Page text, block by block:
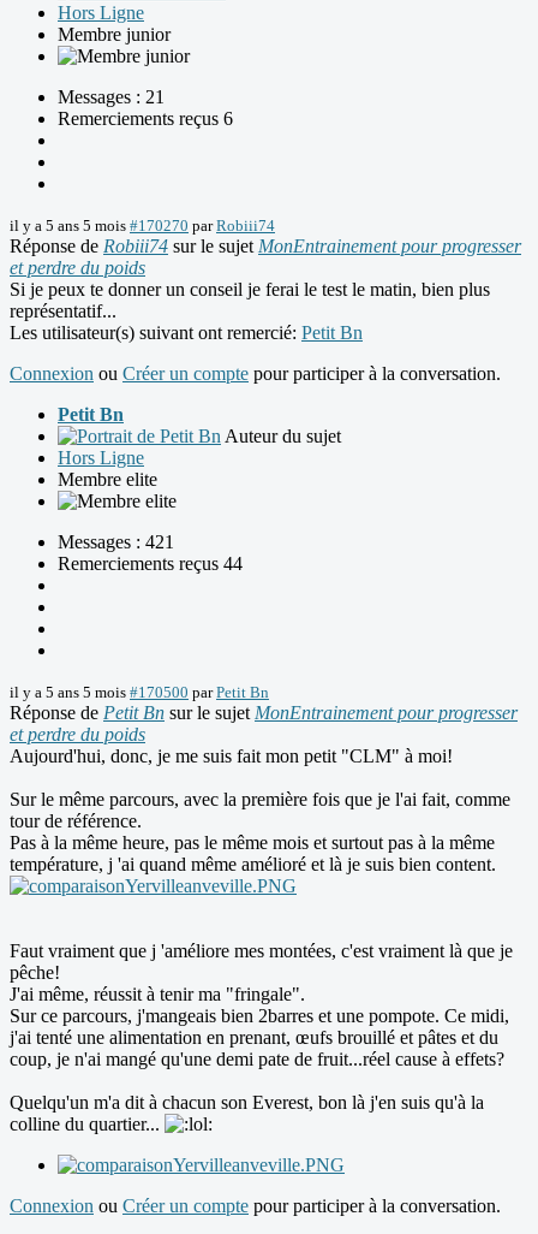
Hors Ligne
Membre junior
Messages : 21
Remerciements reçus 6
il y a 5 ans 5 mois #170270 parRobiii74
Réponse de Robiii74 sur le sujet MonEntrainement pour progresser
et perdre du poids
Si je peux te donner un conseil je ferai le test le matin, bien plus
représentatif...
Les utilisateur(s) suivant ont remercié: Petit Bn
Connexion ou Créer un compte pour participer à la conversation.
Petit Bn
Auteur du sujet
Hors Ligne
Membre elite
Messages : 421
Remerciements reçus 44
il y a 5 ans 5 mois #170500 parPetit Bn
Réponse de Petit Bn sur le sujet MonEntrainement pour progresser
et perdre du poids
Aujourd'hui, donc, je me suis fait mon petit "CLM" à moi!
Sur le même parcours, avec la première fois que je l'ai fait, comme
tour de référence.
Pas à la même heure, pas le même mois et surtout pas à la même
température, j 'ai quand même amélioré et là je suis bien content.
Faut vraiment que j 'améliore mes montées, c'est vraiment là que je
pêche!
J'ai même, réussit à tenir ma "fringale".
Sur ce parcours, j'mangeais bien 2barres et une pompote. Ce midi,
j'ai tenté une alimentation en prenant, œufs brouillé et pâtes et du
coup, je n'ai mangé qu'une demi pate de fruit...réel cause à effets?
Quelqu'un m'a dit à chacun son Everest, bon là j'en suis qu'à la
colline du quartier...
Connexion ou Créer un compte pour participer à la conversation.